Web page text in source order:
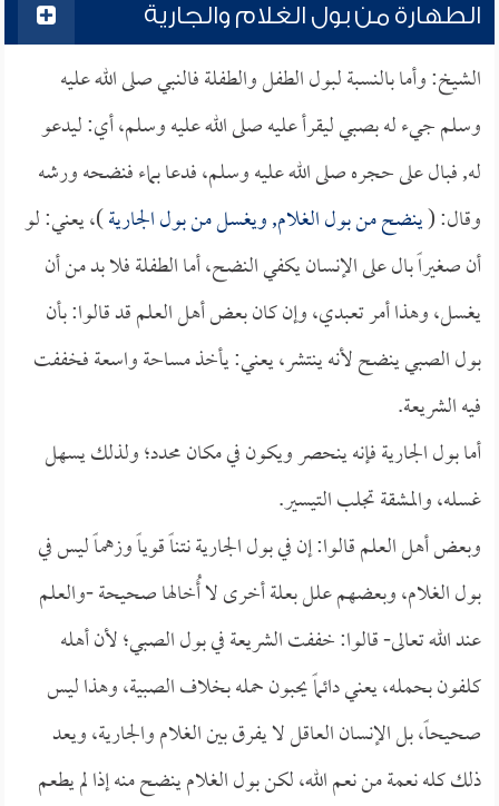
الطهارة من بول الغلام والجارية
الشيخ: وأما بالنسبة لبول الطفل والطفلة فالنبي صلى الله عليه
وسلم جيء له بصبي ليقرأ عليه صلى الله عليه وسلم، أي: ليدعو
له, فبال على حجره صلى الله عليه وسلم، فدعا بماء فنضحه ورشه
وقال: (ينضح من بول الغلام, ويغسل من بول الجارية)، يعني: لو
أن صغيراً بال على الإنسان يكفي النضح، أما الطفلة فلا بد من أن
يغسل، وهذا أمر تعبدي، وإن كان بعض أهل العلم قد قالوا: بأن
بول الصبي ينضح لأنه ينتشر، يعني: يأخذ مساحة واسعة فخففت
فيه الشريعة.
أما بول الجارية فإنه ينحصر ويكون في مكان محدد؛ ولذلك يسهل
غسله، والمشقة تجلب التيسير.
وبعض أهل العلم قالوا: إن في بول الجارية نتناً قوياً وزهماً ليس في
بول الغلام، وبعضهم علل بعلة أخرى لا أُخالها صحيحة -والعلم
عند الله تعالى- قالوا: خففت الشريعة في بول الصبي؛ لأن أهله
كلفون بحمله، يعني دائماً يحبون حمله بخلاف الصبية، وهذا ليس
صحيحاً، بل الإنسان العاقل لا يفرق بين الغلام والجارية، ويعد
ذلك كله نعمة من نعم الله، لكن بول الغلام ينضح منه إذا لم يطعم